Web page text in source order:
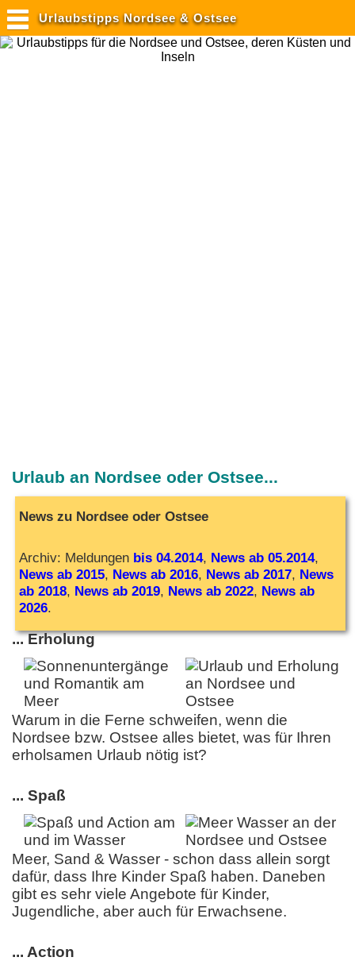
Urlaubstipps Nordsee & Ostsee
Urlaub an Nordsee oder Ostsee...
News zu Nordsee oder Ostsee
Archiv: Meldungen bis 04.2014, News ab 05.2014,
News ab 2015, News ab 2016, News ab 2017, News
ab 2018, News ab 2019, News ab 2022, News ab
2026.
... Erholung
Warum in die Ferne schweifen, wenn die
Nordsee bzw. Ostsee alles bietet, was für Ihren
erholsamen Urlaub nötig ist?
... Spaß
Meer, Sand & Wasser - schon dass allein sorgt
dafür, dass Ihre Kinder Spaß haben. Daneben
gibt es sehr viele Angebote für Kinder,
Jugendliche, aber auch für Erwachsene.
... Action